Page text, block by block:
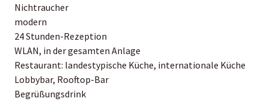
Nichtraucher
modern
24 Stunden-Rezeption
WLAN, in der gesamten Anlage
Restaurant: landestypische Küche, internationale Küche
Lobbybar, Rooftop-Bar
Begrüßungsdrink